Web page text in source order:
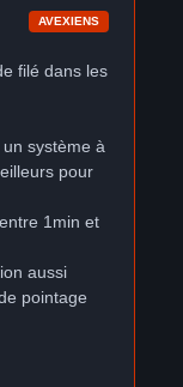
AVEXIENS
filé dans les
système à
pour
1min et
aussi
pointage